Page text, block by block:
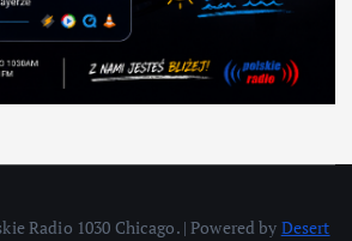
Radio 1030 Chicago. | Powered by Desert